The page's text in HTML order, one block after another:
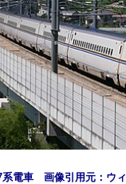
系電車 画像引用元：ウ